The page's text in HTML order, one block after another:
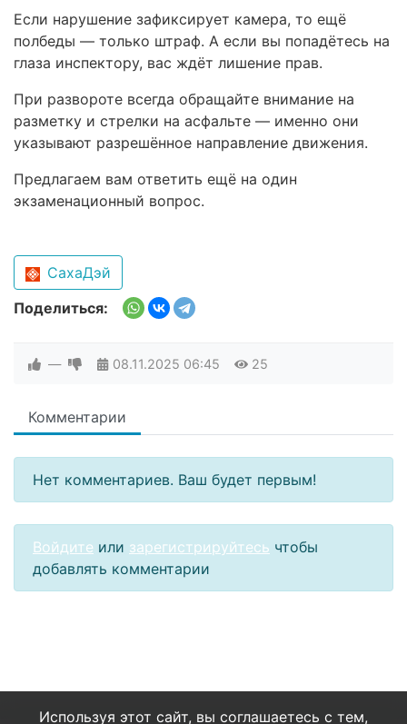
Если нарушение зафиксирует камера, то ещё
полбеды — только штраф. А если вы попадётесь на
глаза инспектору, вас ждёт лишение прав.
При развороте всегда обращайте внимание на
разметку и стрелки на асфальте — именно они
указывают разрешённое направление движения.
Предлагаем вам ответить ещё на один
экзаменационный вопрос.
СахаДэй
Поделиться:
— 08.11.2025 06:45 25
Комментарии
Нет комментариев. Ваш будет первым!
Войдите или зарегистрируйтесь чтобы
добавлять комментарии
Используя этот сайт, вы соглашаетесь с тем,